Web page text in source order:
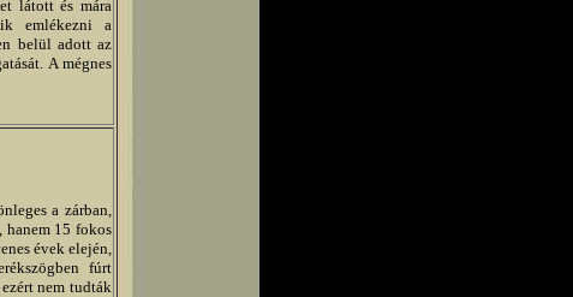
látott és mára
emlékezni a
belül adott az
A mégnes
a zárban,
hanem 15 fokos
évek elején,
fúrt
nem tudták